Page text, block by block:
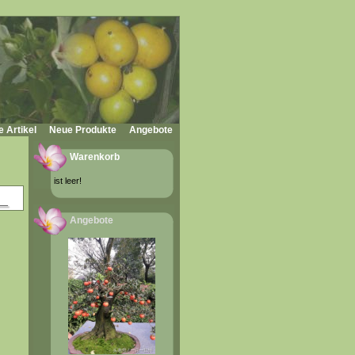
Artikel Neue Produkte Angebote
Warenkorb
ist leer!
Angebote